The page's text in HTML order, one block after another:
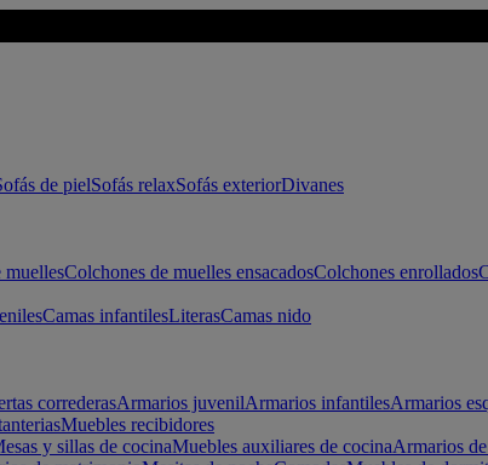
de pielSofás relaxSofás exteriorDivanes
muellesColchones de muelles ensacadosColchones enrollados
Camas infantilesLiterasCamas nido
correderasArmarios juvenilArmarios infantilesArmarios
Muebles recibidores
y sillas de cocinaMuebles auxiliares de cocinaArmarios